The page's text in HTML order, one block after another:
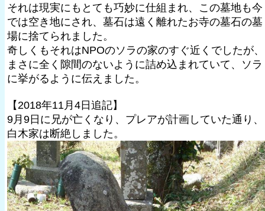
それは現実にもとても巧妙に仕組まれ、この墓地も今
では空き地にされ、墓石は遠く離れたお寺の墓石の墓
場に捨てられました。
奇しくもそれはNPOのソラの家のすぐ近くでしたが、
まさに全く隙間のないように詰め込まれていて、ソラ
に挙がるように伝えました。
【2018年11月4日追記】
9月9日に兄が亡くなり、プレアが計画していた通り、
白木家は断絶しました。